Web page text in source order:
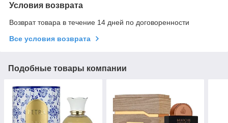
Условия возврата
Возврат товара в течение 14 дней по договоренности
Все условия возврата
Подобные товары компании